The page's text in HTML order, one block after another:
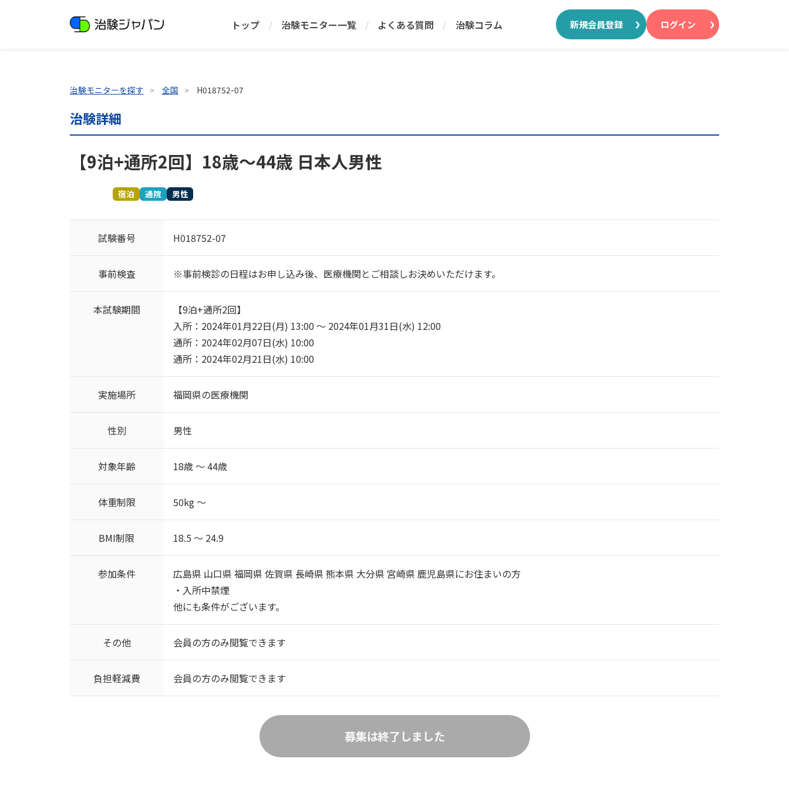
トップ / 治験モニター一覧 / よくある質問 / 治験コラム 新規会員登録 ログイン
治験モニターを探す 全国 H018752-07
治験詳細
【9泊+通所2回】18歳～44歳 日本人男性
宿泊 通院 男性
試験番号 H018752-07
事前検査 ※事前検診の日程はお申し込み後、医療機関とご相談しお決めいただけます。
本試験期間
【9泊+通所2回】
入所：2024年01月22日(月) 13:00 ～ 2024年01月31日(水) 12:00
通所：2024年02月07日(水) 10:00
通所：2024年02月21日(水) 10:00
実施場所 福岡県の医療機関
性別 男性
対象年齢 18歳 ～ 44歳
体重制限 50kg ～
BMI制限 18.5 ～ 24.9
参加条件
広島県 山口県 福岡県 佐賀県 長崎県 熊本県 大分県 宮崎県 鹿児島県にお住まいの方
・入所中禁煙
他にも条件がございます。
その他 会員の方のみ閲覧できます
負担軽減費 会員の方のみ閲覧できます
募集は終了しました